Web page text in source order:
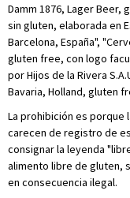
Damm 1876, Lager
sin gluten, elaborada en
Barcelona, España",
gluten free, con logo
por Hijos de la Rivera
Bavaria, Holland, gluten
La prohibición es porque
carecen de registro de
consignar la leyenda
alimento libre de gluten,
en consecuencia ilegal.